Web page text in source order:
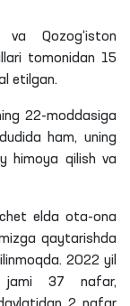
Qozog‘iston
tomonidan 15
etilgan.
22-moddasiga
ham, uning
himoya qilish va
elda ota-ona
qaytarishda
2022 yil
jami 37 nafar,